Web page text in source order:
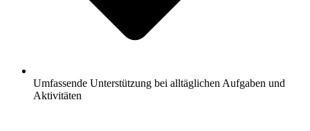
Umfassende Unterstützung bei alltäglichen Aufgaben und
Aktivitäten